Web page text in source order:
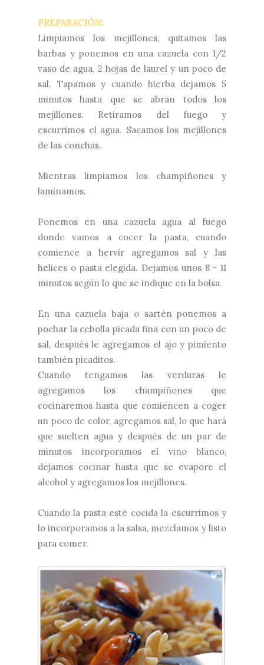
PREPARACIÓN:
Limpiamos los mejillones, quitamos las
barbas y ponemos en una cazuela con 1/2
vaso de agua, 2 hojas de laurel y un poco de
sal. Tapamos y cuando hierba dejamos 5
minutos hasta que se abran todos los
mejillones. Retiramos del fuego y
escurrimos el agua. Sacamos los mejillones
de las conchas.
Mientras limpiamos los champiñones y
laminamos.
Ponemos en una cazuela agua al fuego
donde vamos a cocer la pasta, cuando
comience a hervir agregamos sal y las
helices o pasta elegida. Dejamos unos 8 - 11
minutos según lo que se indique en la bolsa.
En una cazuela baja o sartén ponemos a
pochar la cebolla picada fina con un poco de
sal, después le agregamos el ajo y pimiento
también picaditos.
Cuando tengamos las verduras le
agregamos los champiñones que
cocinaremos hasta que comiencen a coger
un poco de color, agregamos sal, lo que hará
que suelten agua y después de un par de
minutos incorporamos el vino blanco,
dejamos cocinar hasta que se evapore el
alcohol y agregamos los mejillones.
Cuando la pasta esté cocida la escurrimos y
lo incorporamos a la salsa, mezclamos y listo
para comer.